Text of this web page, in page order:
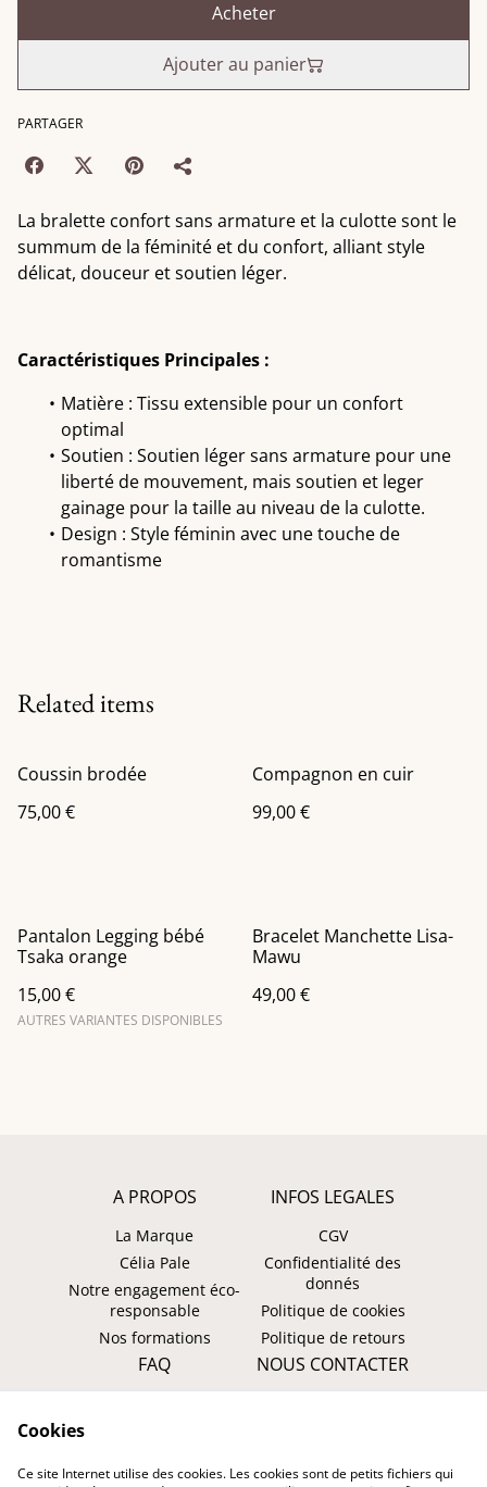
Acheter
Ajouter au panier
PARTAGER
La bralette confort sans armature et la culotte sont le
summum de la féminité et du confort, alliant style
délicat, douceur et soutien léger.
Caractéristiques Principales :
Matière : Tissu extensible pour un confort
optimal
Soutien : Soutien léger sans armature pour une
liberté de mouvement, mais soutien et leger
gainage pour la taille au niveau de la culotte.
Design : Style féminin avec une touche de
romantisme
Related items
Coussin brodée
75,00 €
Compagnon en cuir
99,00 €
Pantalon Legging bébé
Tsaka orange
15,00 €
AUTRES VARIANTES DISPONIBLES
Bracelet Manchette Lisa-
Mawu
49,00 €
A PROPOS
La Marque
Célia Pale
Notre engagement éco-
responsable
Nos formations
INFOS LEGALES
CGV
Confidentialité des
donnés
Politique de cookies
Politique de retours
FAQ
Suivre ma commande
NOUS CONTACTER
@tombasana.fr
Cookies
Ce site Internet utilise des cookies. Les cookies sont de petits fichiers qui